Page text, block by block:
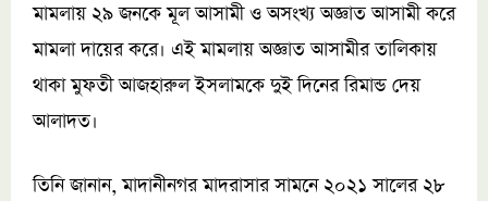
মামলায় ২৯ জনকে মূল আসামী ও অসংখ্য অজ্ঞাত আসামী করে
মামলা দায়ের করে। এই মামলায় অজ্ঞাত আসামীর তালিকায়
থাকা মুফতী আজহারুল ইসলামকে দুই দিনের রিমান্ড দেয়
আলাদত।
তিনি জানান, মাদানীনগর মাদরাসার সামনে ২০২১ সালের ২৮